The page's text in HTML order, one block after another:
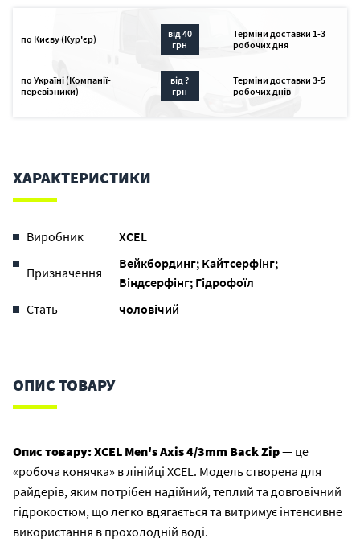
по Києву (Кур'єр)
від 40
грн
Терміни доставки 1-3
робочих дня
по Україні (Компанії-
перевізники)
від ?
грн
Терміни доставки 3-5
робочих днів
ХАРАКТЕРИСТИКИ
Виробник XCEL
Призначення
Вейкбординг; Кайтсерфінг;
Віндсерфінг; Гідрофоїл
Стать
чоловічий
ОПИС ТОВАРУ
Опис товару:XCEL Men's Axis 4/3mm Back Zip— це
«робоча конячка» в лінійці XCEL. Модель створена для
райдерів, яким потрібен надійний, теплий та довговічний
гідрокостюм, що легко вдягається та витримує інтенсивне
використання в прохолодній воді.